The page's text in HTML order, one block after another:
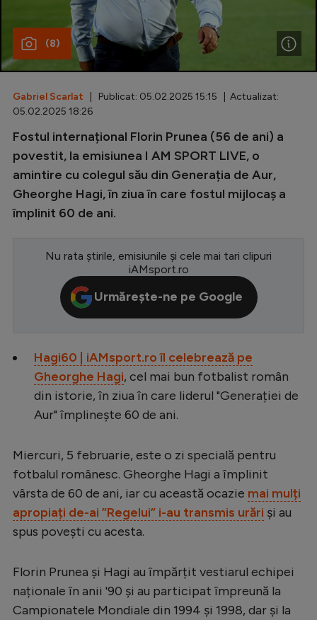
Fotbal feminin
Special
Diverse
Inedit
Champions League
Conference League
CM 2026
Premier League
Serie A
Bundesliga
Ligue 1
Starurile fotbalului
Stranieri
Clasamente
Tenis
(8)
Gabriel Scarlat | Publicat: 05.02.2025 15:15 | Actualizat:
05.02.2025 18:26
Fostul internațional Florin Prunea (56 de ani) a
povestit, la emisiunea I AM SPORT LIVE, o
amintire cu colegul său din Generația de Aur,
Gheorghe Hagi, în ziua în care fostul mijlocaș a
împlinit 60 de ani.
Nu rata știrile, emisiunile și cele mai tari clipuri
iAMsport.ro
Urmărește-ne pe Google
Hagi60 | iAMsport.ro îl celebrează pe
Gheorghe Hagi, cel mai bun fotbalist român
din istorie, în ziua în care liderul "Generației de
Aur" împlinește 60 de ani.
Miercuri, 5 februarie, este o zi specială pentru
fotbalul românesc. Gheorghe Hagi a împlinit
vârsta de 60 de ani, iar cu această ocazie mai mulți
apropiați de-ai ”Regelui” i-au transmis urări și au
spus povești cu acesta.
Florin Prunea și Hagi au împărțit vestiarul echipei
naționale în anii '90 și au participat împreună la
Campionatele Mondiale din 1994 și 1998, dar și la